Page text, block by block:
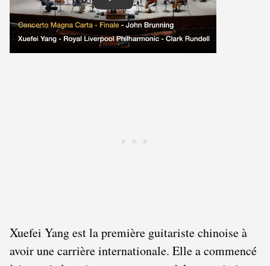
Xuefei Yang est la première guitariste chinoise à
avoir une carrière internationale. Elle a commencé